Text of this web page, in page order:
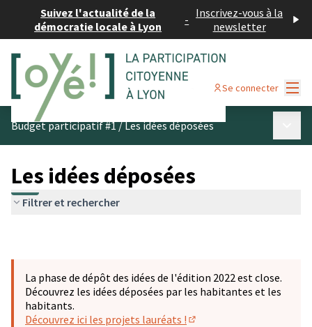
Suivez l'actualité de la
démocratie locale à Lyon
- Inscrivez-vous à la
newsletter
Se connecter
Budget participatif #1/Les idées déposées
Les idées déposées
Filtrer et rechercher
La phase de dépôt des idées de l'édition 2022 est close.
Découvrez les idées déposées par les habitantes et les
habitants.
Découvrez ici les projets lauréats !